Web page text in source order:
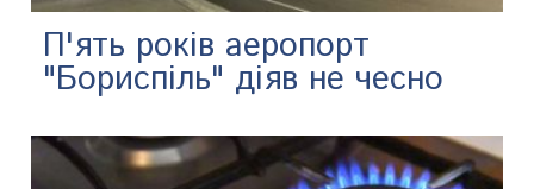
П'ять років аеропорт
"Бориспіль" діяв не чесно